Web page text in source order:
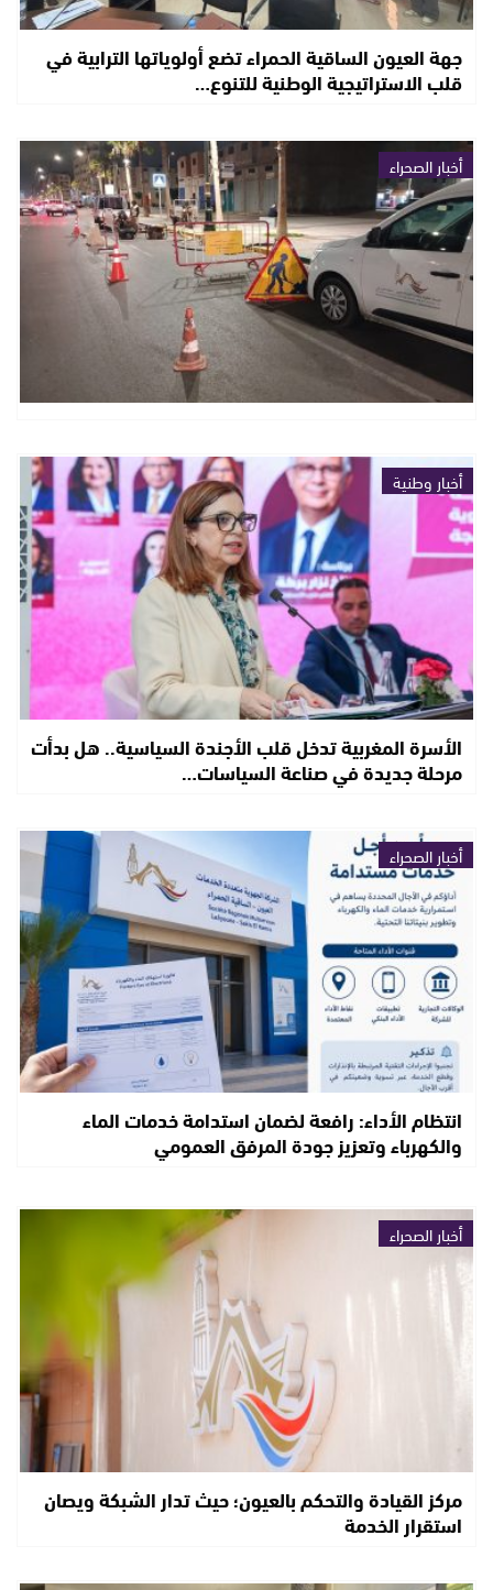
جهة العيون الساقية الحمراء تضع أولوياتها الترابية في
قلب الاستراتيجية الوطنية للتنوع…
أخبار الصحراء
أخبار وطنية
الأسرة المغربية تدخل قلب الأجندة السياسية.. هل بدأت
مرحلة جديدة في صناعة السياسات…
أخبار الصحراء
انتظام الأداء: رافعة لضمان استدامة خدمات الماء
والكهرباء وتعزيز جودة المرفق العمومي
أخبار الصحراء
مركز القيادة والتحكم بالعيون؛ حيث تدار الشبكة ويصان
استقرار الخدمة